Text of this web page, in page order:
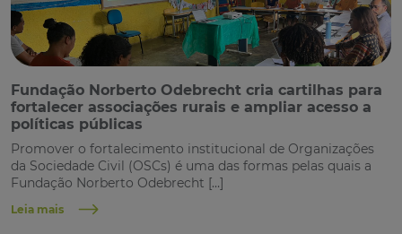
Fundação Norberto Odebrecht cria cartilhas para
fortalecer associações rurais e ampliar acesso a
políticas públicas
Promover o fortalecimento institucional de Organizações
da Sociedade Civil (OSCs) é uma das formas pelas quais a
Fundação Norberto Odebrecht […]
Leia mais